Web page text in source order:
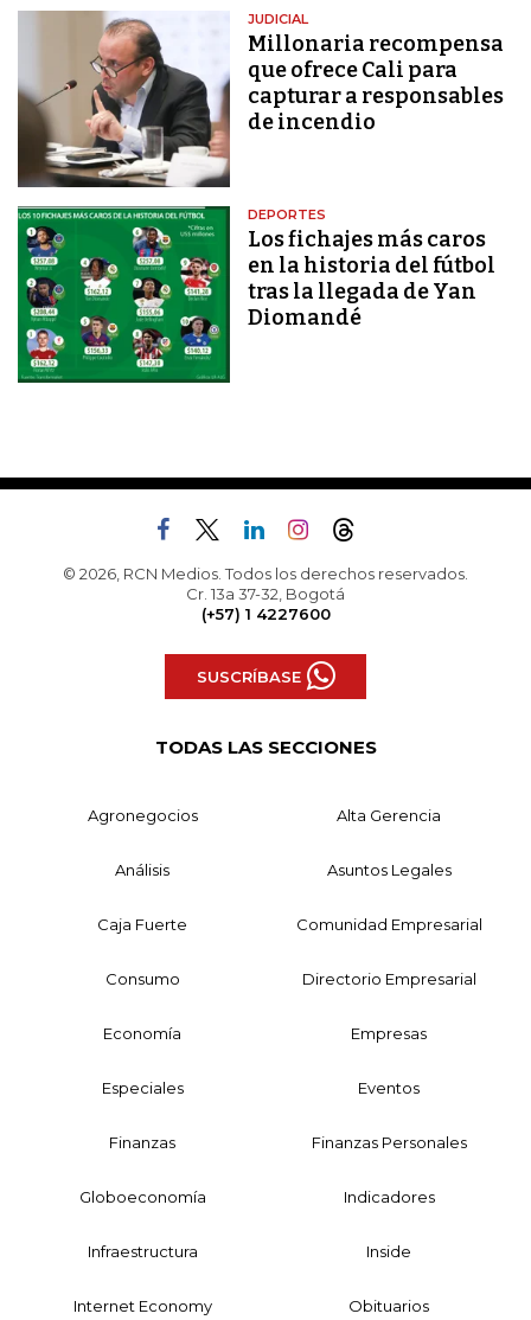
JUDICIAL
Millonaria recompensa
que ofrece Cali para
capturar a responsables
de incendio
DEPORTES
Los fichajes más caros
en la historia del fútbol
tras la llegada de Yan
Diomandé
© 2026, RCN Medios. Todos los derechos reservados.
Cr. 13a 37-32, Bogotá
(+57) 1 4227600
SUSCRÍBASE
TODAS LAS SECCIONES
Agronegocios Alta Gerencia
Análisis Asuntos Legales
Caja Fuerte Comunidad Empresarial
Consumo Directorio Empresarial
Economía Empresas
Especiales Eventos
Finanzas Finanzas Personales
Globoeconomía Indicadores
Infraestructura Inside
Internet Economy Obituarios